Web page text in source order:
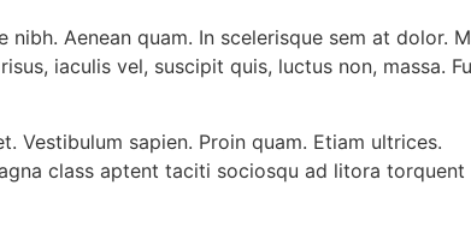
Aenean quam. In scelerisque sem at dolor.
iaculis vel, suscipit quis, luctus non, massa.
Vestibulum sapien. Proin quam. Etiam ultrices.
class aptent taciti sociosqu ad litora torquent